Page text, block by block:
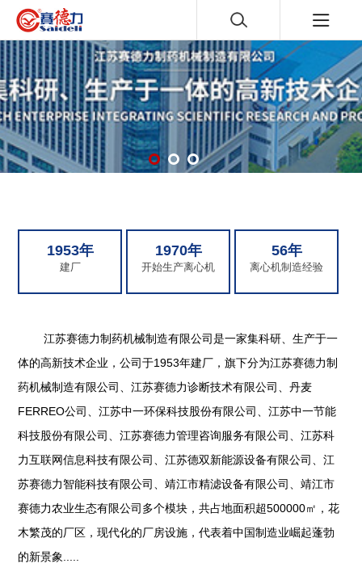
1953年
建厂
1970年
开始生产离心机
56年
离心机制造经验
江苏赛德力制药机械制造有限公司是一家集科研、生产于一
体的高新技术企业，公司于1953年建厂，旗下分为江苏赛德力制
药机械制造有限公司、江苏赛德力诊断技术有限公司、丹麦
FERREO公司、江苏中一环保科技股份有限公司、江苏中一节能
科技股份有限公司、江苏赛德力管理咨询服务有限公司、江苏科
力互联网信息科技有限公司、江苏德双新能源设备有限公司、江
苏赛德力智能科技有限公司、靖江市精滤设备有限公司、靖江市
赛德力农业生态有限公司多个模块，共占地面积超500000㎡，花
木繁茂的厂区，现代化的厂房设施，代表着中国制造业崛起蓬勃
的新景象.....